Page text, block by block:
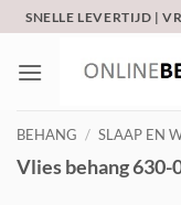
naar
inhoud
SNELLE LEVERTIJD |
BEHANG / SLAAP EN
Vlies behang 630-